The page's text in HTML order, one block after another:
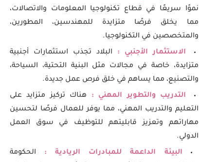
نموًا سريعًا في قطاع تكنولوجيا المعلومات والاتصالات،
مما يخلق فرصًا متزايدة للمهندسين، المطورين،
والمتخصصين في التكنولوجيا.
الاستثمار الأجنبي : البلاد تجذب استثمارات أجنبية
متزايدة، خاصة في مجالات مثل البنية التحتية، السياحة،
والتصنيع، مما يساهم في خلق فرص عمل جديدة.
التدريب والتطوير المهني : هناك تركيز متزايد على
التعليم والتدريب المهني، مما يوفر للعمال فرصًا لتحسين
مهاراتهم وتعزيز قابليتهم للتوظيف في سوق العمل
الدولي.
البيئة الداعمة للمبادرات الريادية : الحكومة